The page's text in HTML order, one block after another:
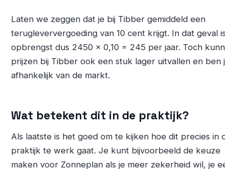
Laten we zeggen dat je bij Tibber gemiddeld een
terugleververgoeding van 10 cent krijgt. In dat geval
opbrengst dus 2450 x 0,10 = 245 per jaar. Toch
prijzen bij Tibber ook een stuk lager uitvallen en ben
afhankelijk van de markt.
Wat betekent dit in de praktijk?
Als laatste is het goed om te kijken hoe dit precies in
praktijk te werk gaat. Je kunt bijvoorbeeld de keuze
maken voor Zonneplan als je meer zekerheid wil, je